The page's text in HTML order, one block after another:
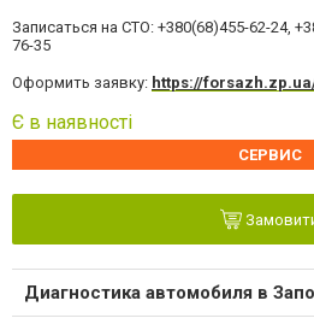
Записаться на СТО: +380(68)455-62-24,
76-35
Оформить заявку: https://
Є в наявності
СЕРВИС
Диагностика автомобиля в